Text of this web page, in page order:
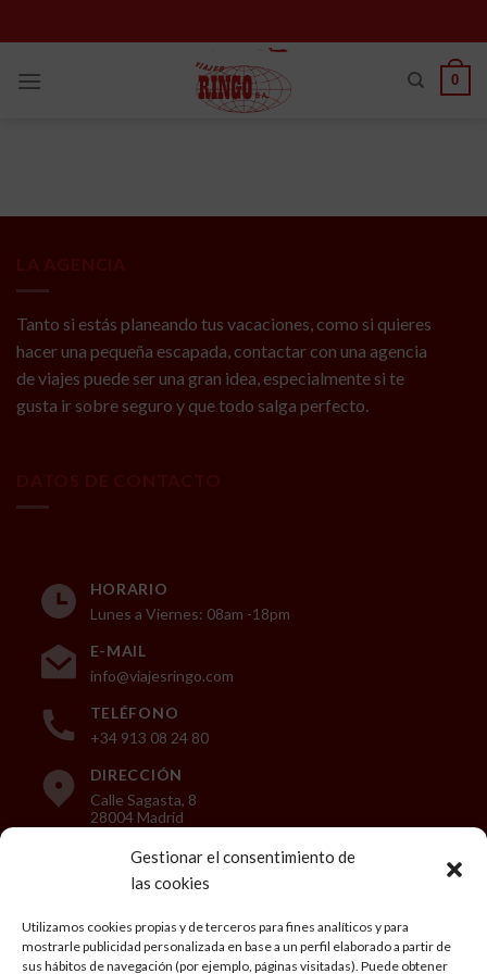
Gestionar el consentimiento de
las cookies
Utilizamos cookies propias y de terceros para fines analíticos y para
mostrarle publicidad personalizada en base a un perfil elaborado a partir de
sus hábitos de navegación (por ejemplo, páginas visitadas). Puede obtener
to
0
Tanto si estás planeando tus vacaciones, como si quieres
hacer una pequeña escapada, contactar con una agencia
de viajes puede ser una gran idea, especialmente si te
gusta ir sobre seguro y que todo salga perfecto.
HORARIO
Lunes a Viernes: 08am -18pm
E-MAIL
info@viajesringo.com
TELÉFONO
+34 913 08 24 80
DIRECCIÓN
Calle Sagasta, 8
28004 Madrid
Aviso Legal